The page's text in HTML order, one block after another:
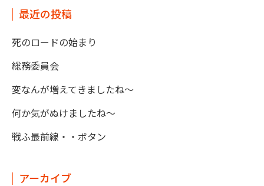
最近の投稿
死のロードの始まり
総務委員会
変なんが増えてきましたね～
何か気がぬけましたね～
戦ふ最前線・・ボタン
アーカイブ